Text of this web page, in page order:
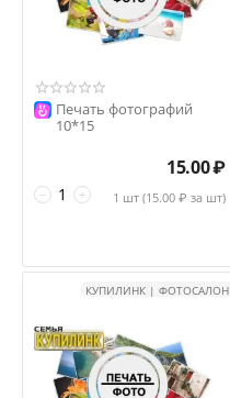
Печать фотографий
10*15
+
−
15.00₽
1 шт (15.00 ₽ за шт)
КУПИЛИНК | ФОТОСАЛОН